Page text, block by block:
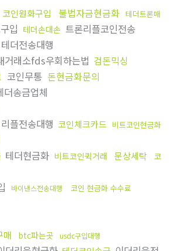
코인원화구입 불법자금현금화 테더트론매
입 테더손대손 트론리플코인전송
테더전송대행
거래소fds우회하는법 검돈믹싱
코인무통 돈현금화문의
더송금업체
리플전송대행 코인체크카드 비트코인현금화
테더현금화 비트코인퀵거래 문상세탁 코
바이낸스전송대행 코인 현금화 수수료
매 btc파는곳 usdc구입대행